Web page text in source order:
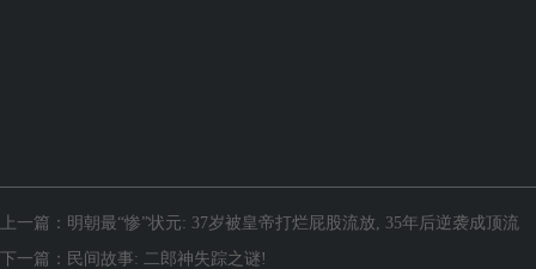
上一篇： 明朝最“惨”状元: 37岁被皇帝打烂屁股流放, 35年后逆袭成顶流
下一篇： 民间故事: 二郎神失踪之谜!